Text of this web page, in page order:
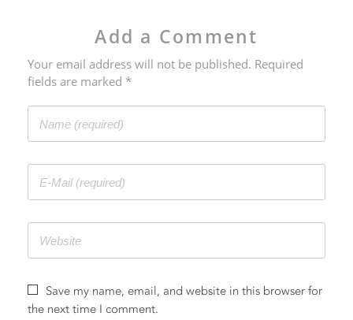
Add a Comment
Your email address will not be published. Required
fields are marked *
Save my name, email, and website in this browser for
the next time I comment.